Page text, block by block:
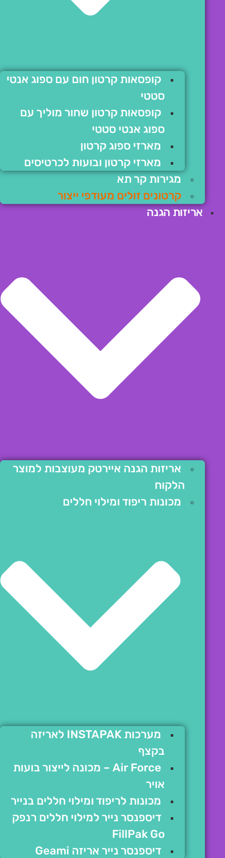
קופסאות קרטון חום עם ספוג אנטי
סטטי
קופסאות קרטון שחור מוליך עם
ספוג אנטי סטטי
מארזי ספוג קרטון
מארזי קרטון ובועות לכרטיסים
מגירות קר תא
קרטונים זולים מעודפי ייצור
אריזות הגנה
אריזות הגנה איירטק מעוצבות למוצר
הלקוח
מכונות ריפוד ומילוי חללים
מערכות INSTAPAK לאריזה
בקצף
Air Force – מכונה לייצור בועות
אויר
מכונות לריפוד ומילוי חללים בנייר
דיספנסר נייר למילוי חללים רנפק
FillPak Go
דיספנסר נייר אריזה Geami